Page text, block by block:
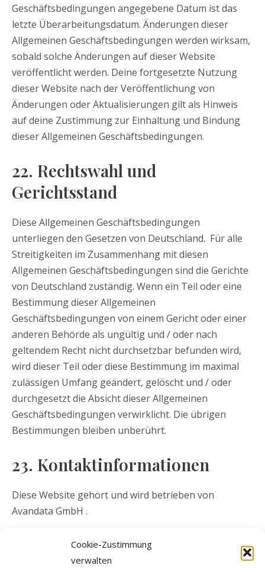
Cookie-Zustimmung
verwalten
Geschäftsbedingungen angegebene Datum ist das
letzte Überarbeitungsdatum. Änderungen dieser
Allgemeinen Geschäftsbedingungen werden wirksam,
sobald solche Änderungen auf dieser Website
veröffentlicht werden. Deine fortgesetzte Nutzung
dieser Website nach der Veröffentlichung von
Änderungen oder Aktualisierungen gilt als Hinweis
auf deine Zustimmung zur Einhaltung und Bindung
dieser Allgemeinen Geschäftsbedingungen.
22. Rechtswahl und
Gerichtsstand
Diese Allgemeinen Geschäftsbedingungen
unterliegen den Gesetzen von Deutschland. Für alle
Streitigkeiten im Zusammenhang mit diesen
Allgemeinen Geschäftsbedingungen sind die Gerichte
von Deutschland zuständig. Wenn ein Teil oder eine
Bestimmung dieser Allgemeinen
Geschäftsbedingungen von einem Gericht oder einer
anderen Behörde als ungültig und / oder nach
geltendem Recht nicht durchsetzbar befunden wird,
wird dieser Teil oder diese Bestimmung im maximal
zulässigen Umfang geändert, gelöscht und / oder
durchgesetzt die Absicht dieser Allgemeinen
Geschäftsbedingungen verwirklicht. Die übrigen
Bestimmungen bleiben unberührt.
23. Kontaktinformationen
Diese Website gehört und wird betrieben von
Avandata GmbH .
Du kannst uns bezüglich dieser
Geschäftsbedingungen schriftlich oder per E-Mail an